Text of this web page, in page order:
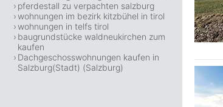
pferdestall zu verpachten salzburg
wohnungen im bezirk kitzbühel in tirol
wohnungen in telfs tirol
baugrundstücke waldneukirchen zum
kaufen
Dachgeschosswohnungen kaufen in
Salzburg(Stadt) (Salzburg)